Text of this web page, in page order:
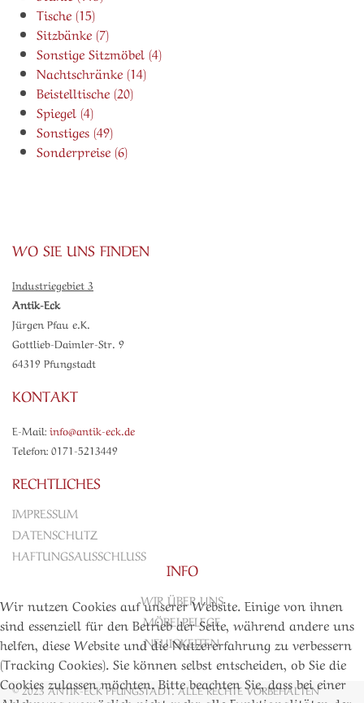
Tische (15)
Sitzbänke (7)
Sonstige Sitzmöbel (4)
Nachtschränke (14)
Beistelltische (20)
Spiegel (4)
Sonstiges (49)
Sonderpreise (6)
WO SIE UNS FINDEN
Industriegebiet 3
Antik-Eck
Jürgen Pfau e.K.
Gottlieb-Daimler-Str. 9
64319 Pfungstadt
KONTAKT
E-Mail: info@antik-eck.de
Telefon: 0171-5213449
RECHTLICHES
IMPRESSUM
DATENSCHUTZ
HAFTUNGSAUSSCHLUSS
INFO
WIR ÜBER UNS
MÖBELPFLEGE
NEUIGKEITEN
©2023 ANTIK-ECK PFUNGSTADT. ALLE RECHTE VORBEHALTEN
Wir nutzen Cookies auf unserer Website. Einige von ihnen
sind essenziell für den Betrieb der Seite, während andere uns
helfen, diese Website und die Nutzererfahrung zu verbessern
(Tracking Cookies). Sie können selbst entscheiden, ob Sie die
Cookies zulassen möchten. Bitte beachten Sie, dass bei einer